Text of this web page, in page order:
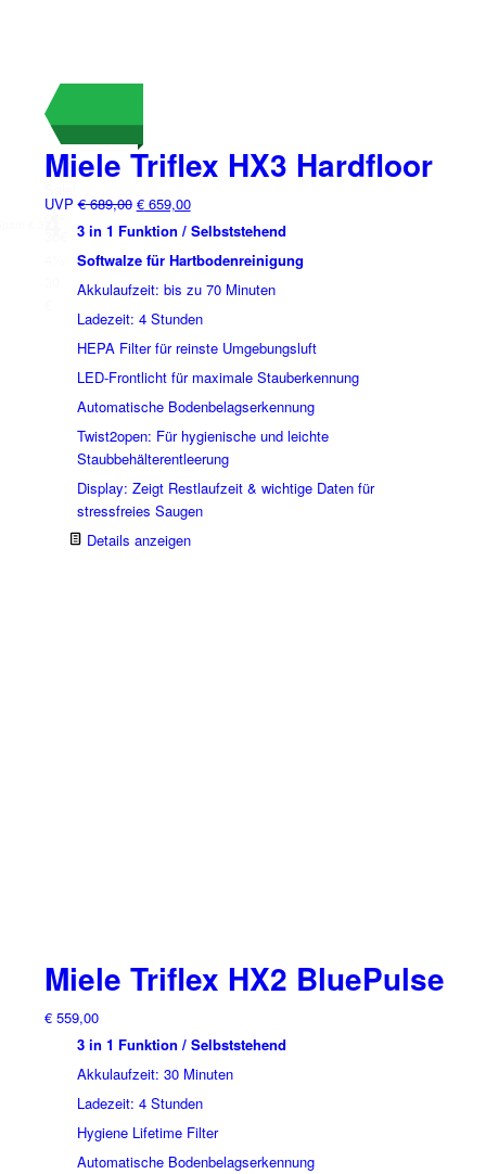
On Sale
%
4
Miele Triflex HX3 Hardfloor
UVP€689,00 Ursprünglicher
Preis
€ 689,00
€659,00Aktueller
Preis
€ 659,00.
3 in 1 Funktion / Selbststehend
Softwalze für Hartbodenreinigung
Akkulaufzeit: bis zu 70 Minuten
Ladezeit: 4 Stunden
HEPA Filter für reinste Umgebungsluft
LED-Frontlicht für maximale Stauberkennung
Automatische Bodenbelagserkennung
Twist2open: Für hygienische und leichte
Staubbehälterentleerung
Display: Zeigt Restlaufzeit & wichtige Daten für
stressfreies Saugen
Details anzeigen
Miele Triflex HX2 BluePulse
€559,00
3 in 1 Funktion / Selbststehend
Akkulaufzeit: 30 Minuten
Ladezeit: 4 Stunden
Hygiene Lifetime Filter
Automatische Bodenbelagserkennung